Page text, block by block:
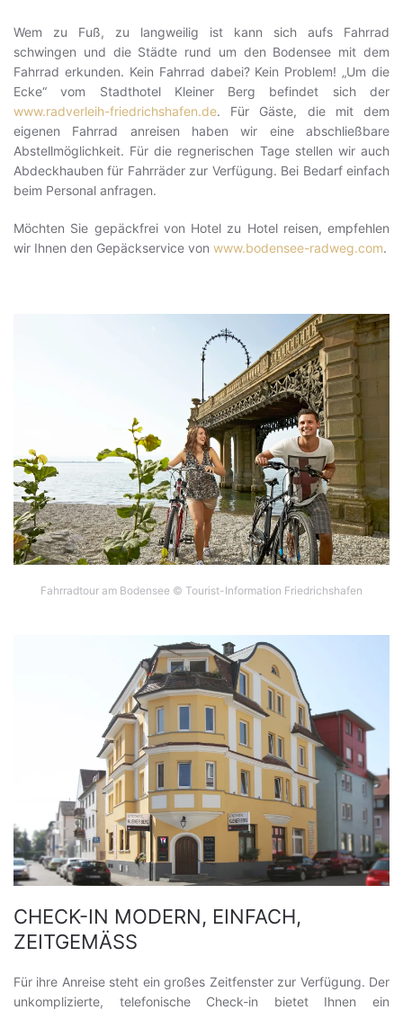
Wem zu Fuß, zu langweilig ist kann sich aufs Fahrrad
schwingen und die Städte rund um den Bodensee mit dem
Fahrrad erkunden. Kein Fahrrad dabei? Kein Problem! „Um die
Ecke“ vom Stadthotel Kleiner Berg befindet sich der
www.radverleih-friedrichshafen.de. Für Gäste, die mit dem
eigenen Fahrrad anreisen haben wir eine abschließbare
Abstellmöglichkeit. Für die regnerischen Tage stellen wir auch
Abdeckhauben für Fahrräder zur Verfügung. Bei Bedarf einfach
beim Personal anfragen.
Möchten Sie gepäckfrei von Hotel zu Hotel reisen, empfehlen
wir Ihnen den Gepäckservice von www.bodensee-radweg.com.
Fahrradtour am Bodensee © Tourist-Information Friedrichshafen
CHECK-IN MODERN, EINFACH,
ZEITGEMÄSS
Für ihre Anreise steht ein großes Zeitfenster zur Verfügung. Der
unkomplizierte, telefonische Check-in bietet Ihnen ein